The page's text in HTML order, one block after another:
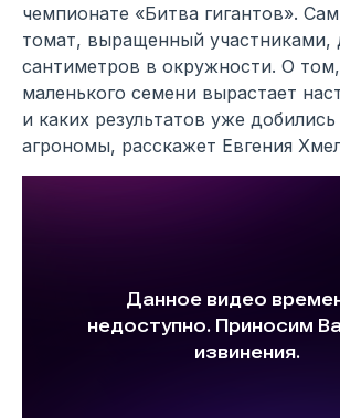
чемпионате «Битва гигантов».
томат, выращенный участниками,
сантиметров в окружности. О том,
маленького семени вырастает
и каких результатов уже
агрономы, расскажет Евгения